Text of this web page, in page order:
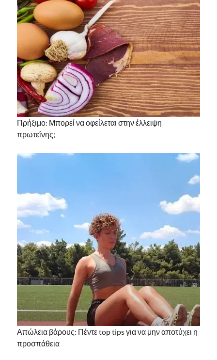
Πρήξιμο: Μπορεί να οφείλεται στην έλλειψη
πρωτεΐνης;
Απώλεια βάρους: Πέντε top tips για να μην αποτύχει η
προσπάθεια